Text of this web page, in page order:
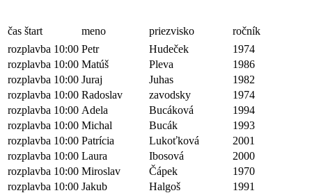
čas štart meno priezvisko
ročník
rozplavba 10:00 Petr Hudeček
1974
rozplavba 10:00 Matúš Pleva
1986
rozplavba 10:00 Juraj Juhas
1982
rozplavba 10:00 Radoslav zavodsky
1974
rozplavba 10:00 Adela Bucáková
1994
rozplavba 10:00 Michal Bucák
1993
rozplavba 10:00 Patrícia Lukoťková
2001
rozplavba 10:00 Laura Ibosová
2000
rozplavba 10:00 Miroslav Čápek
1970
rozplavba 10:00 Jakub Halgoš
1991